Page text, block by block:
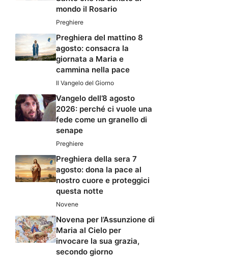
mondo il Rosario
Preghiere
Preghiera del mattino 8
agosto: consacra la
giornata a Maria e
cammina nella pace
Il Vangelo del Giorno
Vangelo dell’8 agosto
2026: perché ci vuole una
fede come un granello di
senape
Preghiere
Preghiera della sera 7
agosto: dona la pace al
nostro cuore e proteggici
questa notte
Novene
Novena per l’Assunzione di
Maria al Cielo per
invocare la sua grazia,
secondo giorno